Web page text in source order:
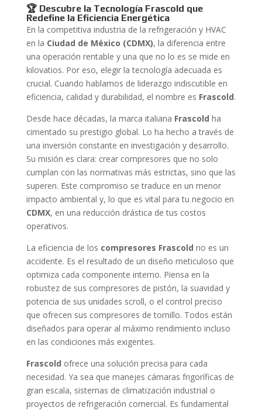
🏆 Descubre la Tecnología Frascold que
Redefine la Eficiencia Energética
En la competitiva industria de la refrigeración y HVAC
en la Ciudad de México (CDMX), la diferencia entre
una operación rentable y una que no lo es se mide en
kilovatios. Por eso, elegir la tecnología adecuada es
crucial. Cuando hablamos de liderazgo indiscutible en
eficiencia, calidad y durabilidad, el nombre es Frascold.
Desde hace décadas, la marca italiana Frascold ha
cimentado su prestigio global. Lo ha hecho a través de
una inversión constante en investigación y desarrollo.
Su misión es clara: crear compresores que no solo
cumplan con las normativas más estrictas, sino que las
superen. Este compromiso se traduce en un menor
impacto ambiental y, lo que es vital para tu negocio en
CDMX, en una reducción drástica de tus costos
operativos.
La eficiencia de los compresores Frascold no es un
accidente. Es el resultado de un diseño meticuloso que
optimiza cada componente interno. Piensa en la
robustez de sus compresores de pistón, la suavidad y
potencia de sus unidades scroll, o el control preciso
que ofrecen sus compresores de tornillo. Todos están
diseñados para operar al máximo rendimiento incluso
en las condiciones más exigentes.
Frascold ofrece una solución precisa para cada
necesidad. Ya sea que manejes cámaras frigoríficas de
gran escala, sistemas de climatización industrial o
proyectos de refrigeración comercial. Es fundamental